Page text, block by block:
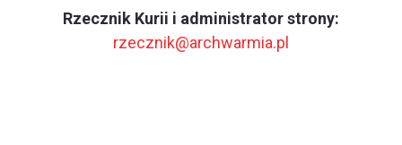
Rzecznik Kurii i administrator strony:
rzecznik@archwarmia.pl